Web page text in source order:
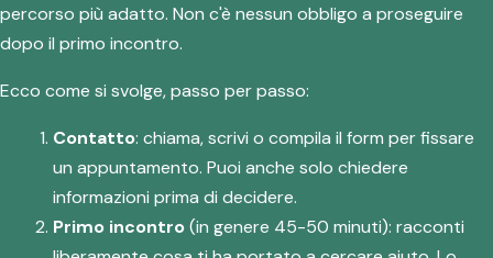
percorso più adatto. Non c'è nessun obbligo a proseguire
dopo il primo incontro.
Ecco come si svolge, passo per passo:
Contatto: chiama, scrivi o compila il form per fissare
un appuntamento. Puoi anche solo chiedere
informazioni prima di decidere.
Primo incontro(in genere 45-50 minuti): racconti